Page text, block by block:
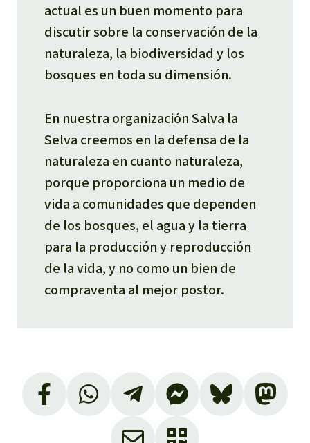
actual es un buen momento para
discutir sobre la conservación de la
naturaleza, la biodiversidad y los
bosques en toda su dimensión.
En nuestra organización Salva la
Selva creemos en la defensa de la
naturaleza en cuanto naturaleza,
porque proporciona un medio de
vida a comunidades que dependen
de los bosques, el agua y la tierra
para la producción y reproducción
de la vida, y no como un bien de
compraventa al mejor postor.